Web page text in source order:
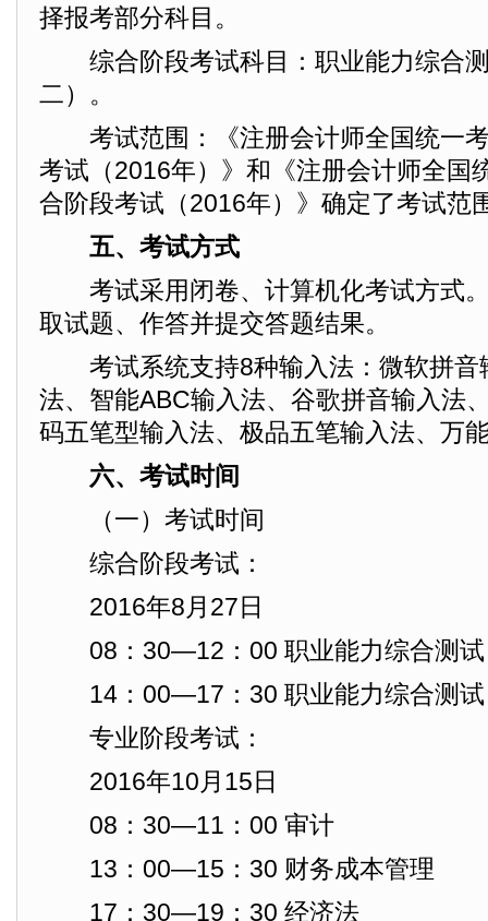
择报考部分科目。
综合阶段考试科目：职业能力综合
二）。
考试范围：《注册会计师全国统一
考试（2016年）》和《注册会计师全
合阶段考试（2016年）》确定了考试范
五、考试方式
考试采用闭卷、计算机化考试方式。
取试题、作答并提交答题结果。
考试系统支持8种输入法：微软拼音
法、智能ABC输入法、谷歌拼音输入法
码五笔型输入法、极品五笔输入法、万
六、考试时间
（一）考试时间
综合阶段考试：
2016年8月27日
08：30—12：00 职业能力综合测试
14：00—17：30 职业能力综合测试
专业阶段考试：
2016年10月15日
08：30—11：00 审计
13：00—15：30 财务成本管理
17：30—19：30 经济法